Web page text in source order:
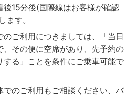
後15分後(国際線はお客様が確認
ます。
のご利用につきましては、「当日
、その便に空席があり、先予約の
する」ことを条件にご乗車可能で
でのご利用もご相談ください、バ